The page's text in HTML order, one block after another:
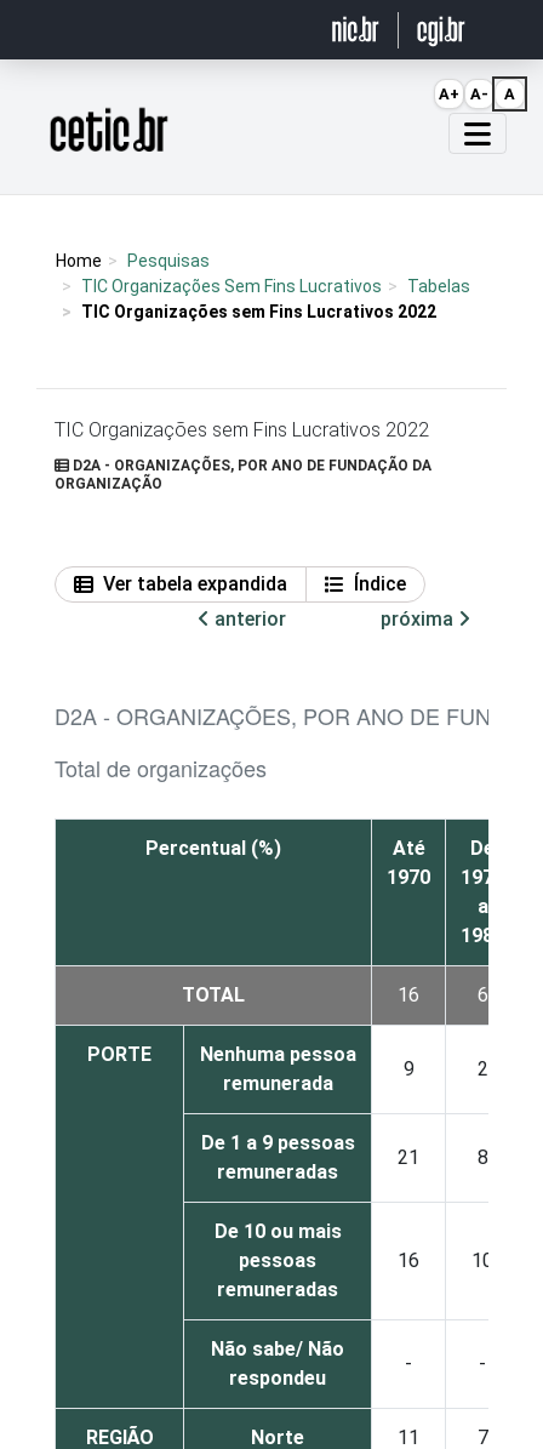
Página inicial
Home
Pesquisas
TIC Organizações Sem Fins Lucrativos
Tabelas
TIC Organizações sem Fins Lucrativos 2022
TIC Organizações sem Fins Lucrativos 2022
D2A - ORGANIZAÇÕES, POR ANO DE FUNDAÇÃO DA
ORGANIZAÇÃO
Ver tabela expandida
Índice
anterior
próxima
D2A - ORGANIZAÇÕES, POR ANO DE
Total de organizações
Percentual (%)
Até
1970
De
1971
a
1980
TOTAL 16 6
PORTE
Nenhuma pessoa
remunerada
9 2
De 1 a 9 pessoas
remuneradas
21 8
De 10 ou mais
pessoas
remuneradas
16 10
Não sabe/ Não
respondeu
- -
REGIÃO Norte 11 7
A+ A- A